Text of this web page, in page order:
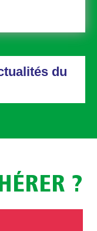
du
?